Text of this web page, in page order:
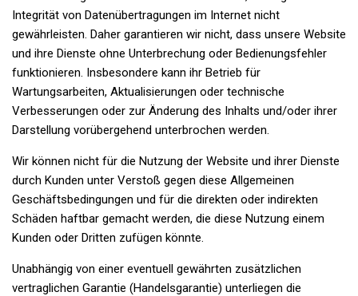
Integrität von Datenübertragungen im Internet nicht
gewährleisten. Daher garantieren wir nicht, dass unsere Website
und ihre Dienste ohne Unterbrechung oder Bedienungsfehler
funktionieren. Insbesondere kann ihr Betrieb für
Wartungsarbeiten, Aktualisierungen oder technische
Verbesserungen oder zur Änderung des Inhalts und/oder ihrer
Darstellung vorübergehend unterbrochen werden.
Wir können nicht für die Nutzung der Website und ihrer Dienste
durch Kunden unter Verstoß gegen diese Allgemeinen
Geschäftsbedingungen und für die direkten oder indirekten
Schäden haftbar gemacht werden, die diese Nutzung einem
Kunden oder Dritten zufügen könnte.
Unabhängig von einer eventuell gewährten zusätzlichen
vertraglichen Garantie (Handelsgarantie) unterliegen die